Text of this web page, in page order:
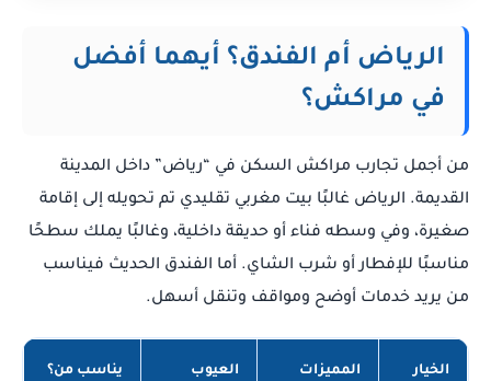
الرياض أم الفندق؟ أيهما أفضل
في مراكش؟
من أجمل تجارب مراكش السكن في “رياض” داخل المدينة
القديمة. الرياض غالبًا بيت مغربي تقليدي تم تحويله إلى إقامة
صغيرة، وفي وسطه فناء أو حديقة داخلية، وغالبًا يملك سطحًا
مناسبًا للإفطار أو شرب الشاي. أما الفندق الحديث فيناسب
من يريد خدمات أوضح ومواقف وتنقل أسهل.
الخيار المميزات العيوب يناسب من؟